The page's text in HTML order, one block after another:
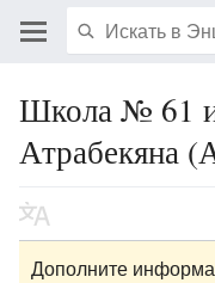
Школа № 61
Атрабекяна
Дополните